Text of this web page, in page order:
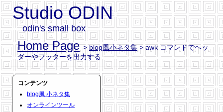
Studio ODIN
odin's small box
Home Page >blog風小ネタ集> awk コマンドでヘッ
ダーやフッターを出力する
コンテンツ
blog風 小ネタ集
オンラインツール